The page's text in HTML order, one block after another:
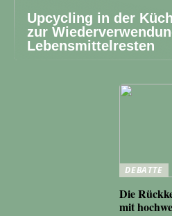
Upcycling in der
zur
Lebensmittelresten
DEBATTE
Die
mit